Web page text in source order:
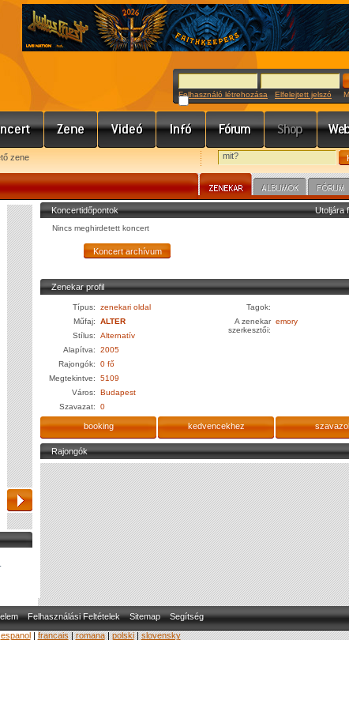
Felhasználó létrehozása Elfelejtett jelszó
zene
Utoljára
Koncertidőpontok
Nincs meghirdetett koncert
Zenekar profil
Típus:
zenekari oldal
Műfaj:
ALTER
Stílus:
Alternatív
Alapítva:
2005
Rajongók:
0 fő
Megtekintve:
5109
Város:
Budapest
Szavazat:
0
Tagok:
A zenekar
szerkesztői:
emory
booking kedvencekhez
Rajongók
Felhasználási Feltételek Sitemap
Segítség
espanol| francais|romana|polski|slovensky